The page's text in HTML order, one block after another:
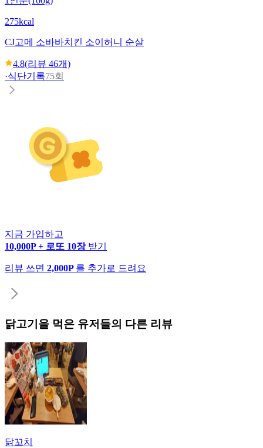
275kcal
CJ고메 소바바치킨 소이허니 순살
4.8(리뷰 46개)
·식단기록75회
지금 가입하고
10,000P + 로또 10장 받기
리뷰 쓰면 2,000P 를 추가로 드려요
닭고기 을 먹은 유저들의 다른 리뷰
닭꼬치